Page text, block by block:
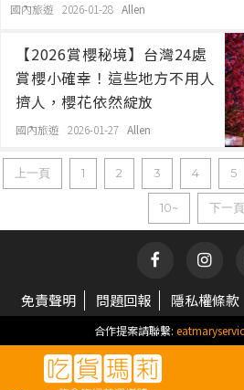
國內旅遊 2026-01-28 Allen
【2026賞櫻秘境】台灣24處
賞櫻小確幸！這些地方不用人
擠人，櫻花依然綻放
國內旅遊 2026-01-27 Allen
上一頁 1 2 3 4 5
10~ 下一頁
免責聲明 問題回報 隱私權條款
合作提案請聯繫: